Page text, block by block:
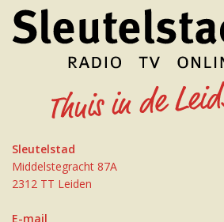
Sleutelstad
Middelstegracht 87A
2312 TT Leiden
E-mail